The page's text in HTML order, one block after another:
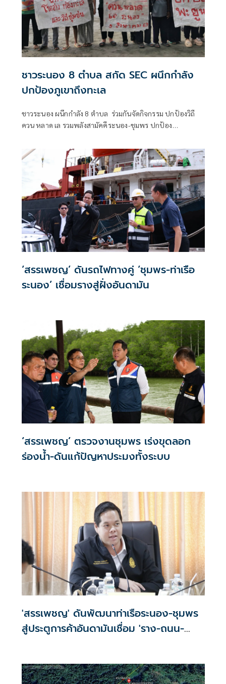
ชาวระนอง 8 ตำบล สกัด SEC ผนึกกำลัง
ปกป้องภูเขาถึงทะเล
ชาวระนอง ผนึกกำลัง 8 ตำบล ร่วมกันจัดกิจกรรม ปกป้องวิถี
ควน หลาด เล รวมพลังสามัคคีระนอง-ชุมพร ปกป้อง
รัฐ แลนด์บริดจ์ - หยุด SEC ที่ทำลายทรัพยากรธรรมชาติ
‘สรรเพชญ’ ดันรถไฟทางคู่ ‘ชุมพร-ท่าเรือ
ระนอง’ เชื่อมรางสู่ฝั่งอันดามัน
‘สรรเพชญ’ ตรวจงานชุมพร เร่งขุดลอก
ร่องน้ำ-ดันแก้ปัญหาประมงทั้งระบบ
'สรรเพชญ' ดันพัฒนาท่าเรือระนอง-ชุมพร
สู่ประตูการค้าอันดามันเชื่อม 'ราง-ถนน-